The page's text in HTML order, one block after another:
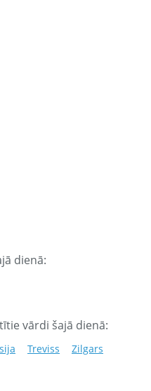
dienā:
vārdi šajā dienā:
Treviss
Zilgars